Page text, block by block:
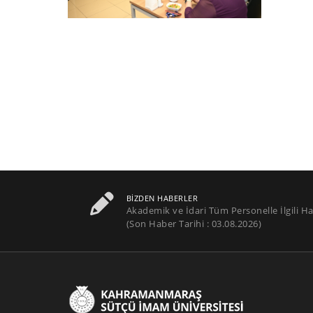
BIZDEN HABERLER
Akademik ve İdari Tüm Personelle İlgili
(Son Haber Tarihi : 03.08.2026)